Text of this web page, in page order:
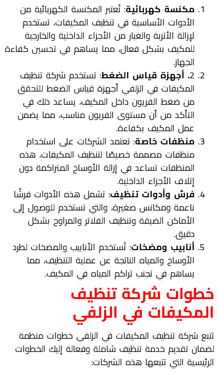
مكنسة كهربائية: تُعتبر المكنسة الكهربائية من
الأدوات الأساسية في تنظيف المكيفات، تستخدم
لإزالة الأتربة والغبار من الأجزاء الداخلية والخارجية
للمكيف بشكل فعال، مما يساهم في تحسين كفاءة
الجهاز.
2. أجهزة قياس الضغط: تستخدم شركة تنظيف
المكيفات في الزلفي أجهزة قياس الضغط للتحقق
من ضغط الفريون داخل المكيف، يساعد ذلك في
التأكد من أن مستوى الفريون مناسب، مما يضمن
عمل المكيف بكفاءة.
منظفات خاصة: تعتمد الشركات على استخدام
منظفات مصممة خصيصًا لتنظيف المكيفات، هذه
المنظفات تساعد في إزالة الأوساخ المتراكمة دون
إتلاف الأجزاء الداخلية.
فرش وأدوات تنظيف: تشمل هذه الأدوات فرشًا
ناعمة ومكانس صغيرة، والتي تستخدم للوصول إلى
الأماكن الضيقة وتنظيف الفلاتر والمراوح بشكل
دقيق.
أنابيب ومضخات: تُستخدم الأنابيب والمضخات لطرد
الأوساخ والمياه الناتجة عن عملية التنظيف، مما
يساهم في تجنب تراكم المياه في المكيف.
خطوات شركة تنظيف
المكيفات في الزلفي
تتبع شركة تنظيف المكيفات في الزلفي خطوات منظمة
لضمان تقديم خدمة تنظيف شاملة وفعالة إليك الخطوات
الرئيسية التي تتبعها هذه الشركات: